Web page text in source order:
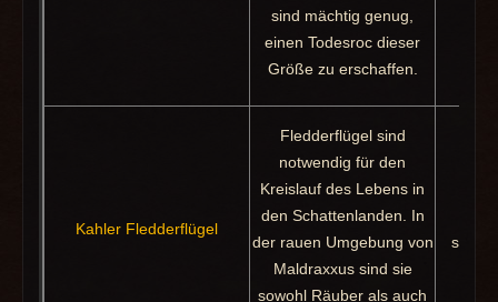
sind mächtig genug,
einen Todesroc dieser
Größe zu erschaffen.
Kahler Fledderflügel
Fledderflügel sind
notwendig für den
Kreislauf des Lebens in
den Schattenlanden. In
der rauen Umgebung von
Maldraxxus sind sie
sowohl Räuber als auch